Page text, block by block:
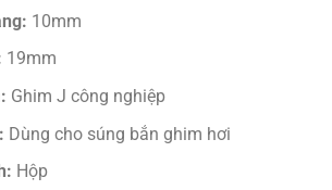
10mm
19mm
Ghim J công nghiệp
Dùng cho súng bắn ghim hơi
Hộp